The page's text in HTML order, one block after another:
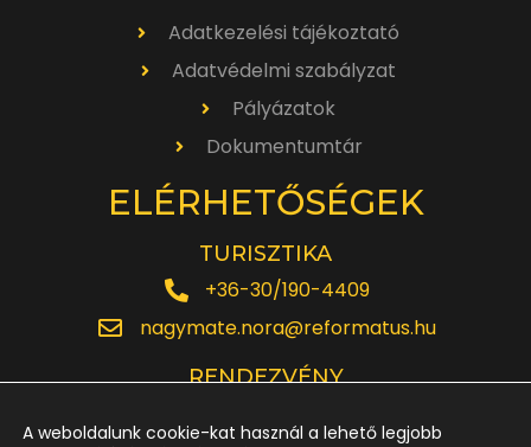
Adatkezelési tájékoztató
Adatvédelmi szabályzat
Pályázatok
Dokumentumtár
ELÉRHETŐSÉGEK
TURISZTIKA
+36-30/190-4409
nagymate.nora@reformatus.hu
RENDEZVÉNY
A weboldalunk cookie-kat használ a lehető legjobb